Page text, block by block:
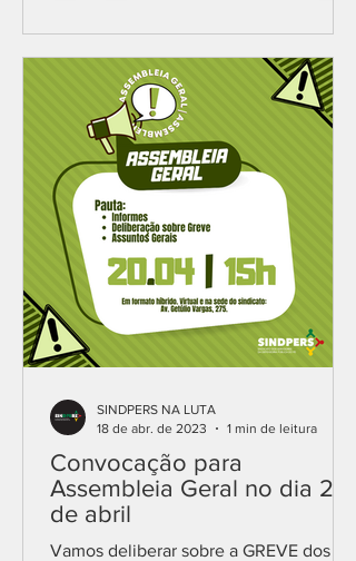
Convocação para
Assembleia Geral no dia 20
de abril
Vamos deliberar sobre a GREVE dos
SINDPERS NA LUTA
18 de abr. de 2023
1 min de leitura